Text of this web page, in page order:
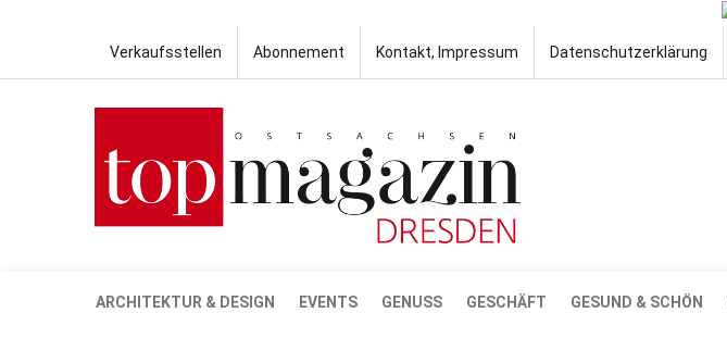
Verkaufsstellen Abonnement Kontakt, Impressum Datenschutzerklärung
ARCHITEKTUR & DESIGN EVENTS GENUSS GESCHÄFT GESUND & SCHÖN